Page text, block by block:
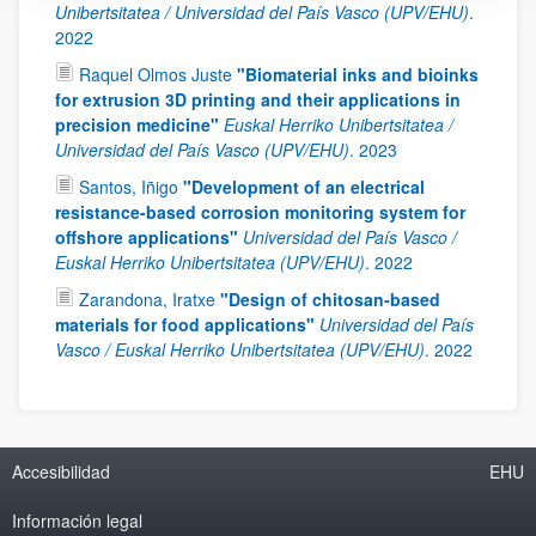
Unibertsitatea / Universidad del País Vasco (UPV/EHU).
2022
Raquel Olmos Juste "Biomaterial inks and bioinks
for extrusion 3D printing and their applications in
precision medicine" Euskal Herriko Unibertsitatea /
Universidad del País Vasco (UPV/EHU). 2023
Santos, Iñigo "Development of an electrical
resistance-based corrosion monitoring system for
offshore applications" Universidad del País Vasco /
Euskal Herriko Unibertsitatea (UPV/EHU). 2022
Zarandona, Iratxe "Design of chitosan-based
materials for food applications" Universidad del País
Vasco / Euskal Herriko Unibertsitatea (UPV/EHU). 2022
Accesibilidad
Información legal
EHU